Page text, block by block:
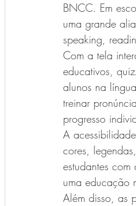
BNCC. Em
uma grande
speaking,
Com a tela
educativos,
alunos na
treinar
progresso
A
cores,
estudantes
uma educação
Além disso, as